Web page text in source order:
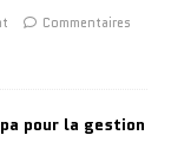
Commentaires
pour la gestion